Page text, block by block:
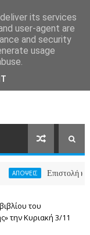
Επιστολή
του
την Κυριακή 3/11
its services
user-agent are
and security
usage